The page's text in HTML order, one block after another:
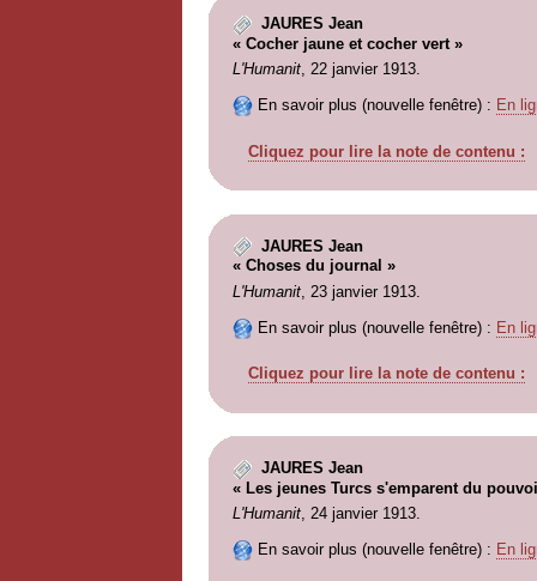
JAURES Jean
« Cocher jaune et cocher vert »
L'Humanit, 22 janvier 1913.
En savoir plus (nouvelle fenêtre) : En
Cliquez pour lire la note de contenu :
JAURES Jean
« Choses du journal »
L'Humanit, 23 janvier 1913.
En savoir plus (nouvelle fenêtre) : En
Cliquez pour lire la note de contenu :
JAURES Jean
« Les jeunes Turcs s'emparent du
L'Humanit, 24 janvier 1913.
En savoir plus (nouvelle fenêtre) : En